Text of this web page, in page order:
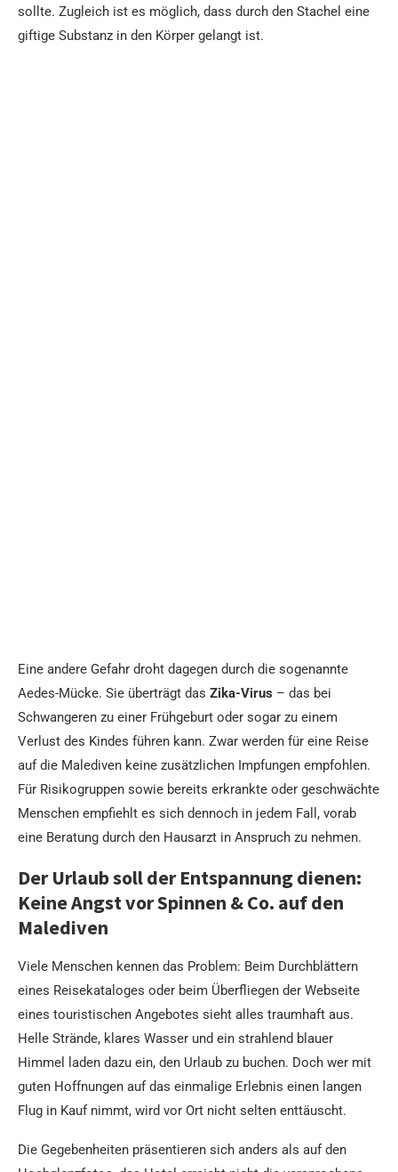
sollte. Zugleich ist es möglich, dass durch den Stachel eine
giftige Substanz in den Körper gelangt ist.
Eine andere Gefahr droht dagegen durch die sogenannte
Aedes-Mücke. Sie überträgt das Zika-Virus – das bei
Schwangeren zu einer Frühgeburt oder sogar zu einem
Verlust des Kindes führen kann. Zwar werden für eine Reise
auf die Malediven keine zusätzlichen Impfungen empfohlen.
Für Risikogruppen sowie bereits erkrankte oder geschwächte
Menschen empfiehlt es sich dennoch in jedem Fall, vorab
eine Beratung durch den Hausarzt in Anspruch zu nehmen.
Der Urlaub soll der Entspannung dienen:
Keine Angst vor Spinnen & Co. auf den
Malediven
Viele Menschen kennen das Problem: Beim Durchblättern
eines Reisekataloges oder beim Überfliegen der Webseite
eines touristischen Angebotes sieht alles traumhaft aus.
Helle Strände, klares Wasser und ein strahlend blauer
Himmel laden dazu ein, den Urlaub zu buchen. Doch wer mit
guten Hoffnungen auf das einmalige Erlebnis einen langen
Flug in Kauf nimmt, wird vor Ort nicht selten enttäuscht.
Die Gegebenheiten präsentieren sich anders als auf den